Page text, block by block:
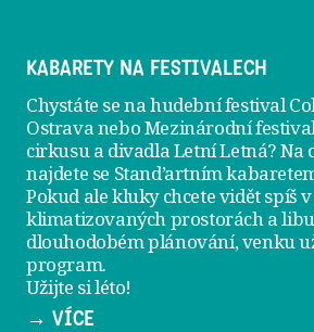
KABARETY NA FESTIVALECH
Chystáte se na hudební festival
Ostrava nebo Mezinárodní
cirkusu a divadla Letní Letná? Na
najdete se Stand’artním
Pokud ale kluky chcete vidět spíš v
klimatizovaných prostorách a
dlouhodobém plánování, venku
program.
Užijte si léto!
→ VÍCE